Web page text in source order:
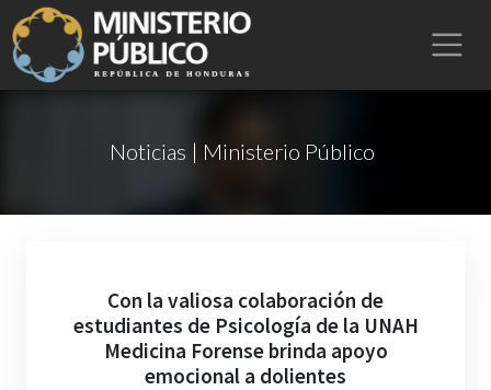
Noticias | Ministerio Público
Con la valiosa colaboración de
estudiantes de Psicología de la UNAH
Medicina Forense brinda apoyo
emocional a dolientes